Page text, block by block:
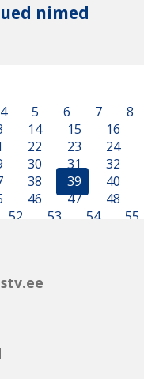
nimed
4 5 6 7 8
14 15 16
22 23 24
30 31 32
38 39 40
46 47 48
52 53 54 55